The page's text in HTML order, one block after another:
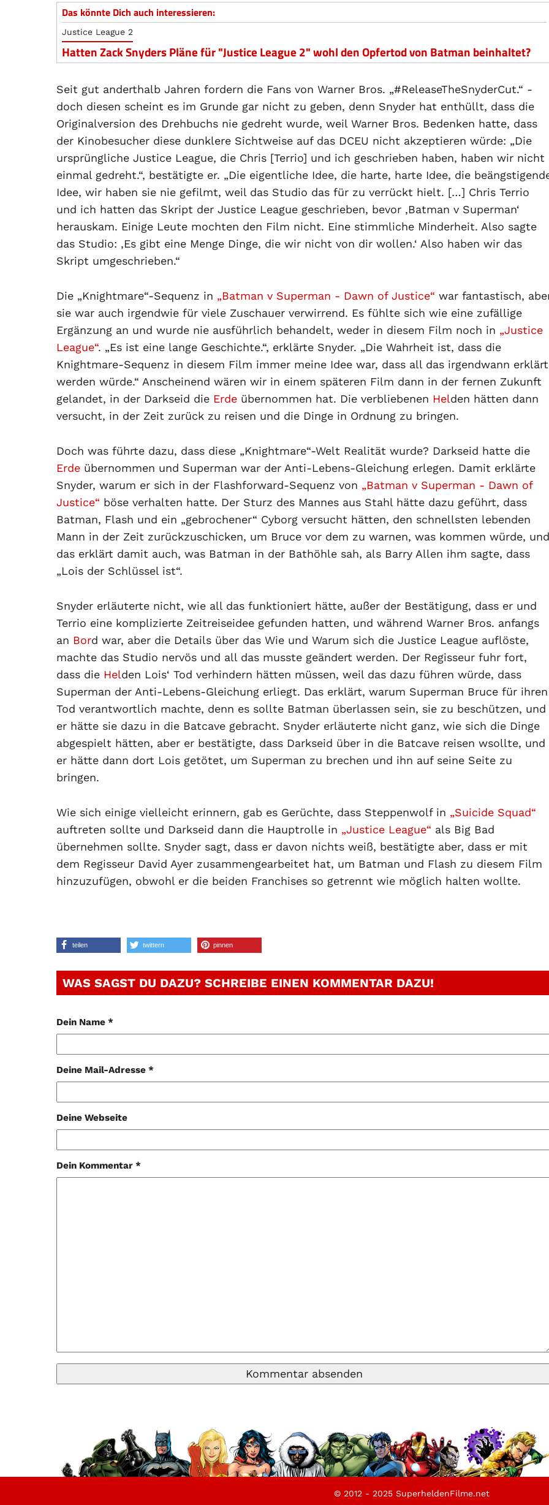
Das könnte Dich auch interessieren:
Justice League 2
Hatten Zack Snyders Pläne für "Justice League 2" wohl den Opfertod von Batman beinhaltet?
Seit gut anderthalb Jahren fordern die Fans von Warner Bros. „#ReleaseTheSnyderCut.“ -
doch diesen scheint es im Grunde gar nicht zu geben, denn Snyder hat enthüllt, dass die
Originalversion des Drehbuchs nie gedreht wurde, weil Warner Bros. Bedenken hatte, dass
der Kinobesucher diese dunklere Sichtweise auf das DCEU nicht akzeptieren würde: „Die
ursprüngliche Justice League, die Chris [Terrio] und ich geschrieben haben, haben wir nicht
einmal gedreht.“, bestätigte er. „Die eigentliche Idee, die harte, harte Idee, die
Idee, wir haben sie nie gefilmt, weil das Studio das für zu verrückt hielt. […] Chris Terrio
und ich hatten das Skript der Justice League geschrieben, bevor ‚Batman v Superman‘
herauskam. Einige Leute mochten den Film nicht. Eine stimmliche Minderheit. Also sagte
das Studio: ‚Es gibt eine Menge Dinge, die wir nicht von dir wollen.‘ Also haben wir das
Skript umgeschrieben.“
Die „Knightmare“-Sequenz in „Batman v Superman - Dawn of Justice“ war fantastisch,
sie war auch irgendwie für viele Zuschauer verwirrend. Es fühlte sich wie eine zufällige
Ergänzung an und wurde nie ausführlich behandelt, weder in diesem Film noch in „Justice
League“. „Es ist eine lange Geschichte.“, erklärte Snyder. „Die Wahrheit ist, dass die
Knightmare-Sequenz in diesem Film immer meine Idee war, dass all das irgendwann erklärt
werden würde.“ Anscheinend wären wir in einem späteren Film dann in der fernen Zukunft
gelandet, in der Darkseid die Erde übernommen hat. Die verbliebenen Helden hätten dann
versucht, in der Zeit zurück zu reisen und die Dinge in Ordnung zu bringen.
Doch was führte dazu, dass diese „Knightmare“-Welt Realität wurde? Darkseid hatte die
Erde übernommen und Superman war der Anti-Lebens-Gleichung erlegen. Damit erklärte
Snyder, warum er sich in der Flashforward-Sequenz von „Batman v Superman - Dawn of
Justice“ böse verhalten hatte. Der Sturz des Mannes aus Stahl hätte dazu geführt, dass
Batman, Flash und ein „gebrochener“ Cyborg versucht hätten, den schnellsten lebenden
Mann in der Zeit zurückzuschicken, um Bruce vor dem zu warnen, was kommen würde, und
das erklärt damit auch, was Batman in der Bathöhle sah, als Barry Allen ihm sagte, dass
„Lois der Schlüssel ist“.
Snyder erläuterte nicht, wie all das funktioniert hätte, außer der Bestätigung, dass er und
Terrio eine komplizierte Zeitreiseidee gefunden hatten, und während Warner Bros. anfangs
an Bord war, aber die Details über das Wie und Warum sich die Justice League auflöste,
machte das Studio nervös und all das musste geändert werden. Der Regisseur fuhr fort,
dass die Helden Lois‘ Tod verhindern hätten müssen, weil das dazu führen würde, dass
Superman der Anti-Lebens-Gleichung erliegt. Das erklärt, warum Superman Bruce für ihren
Tod verantwortlich machte, denn es sollte Batman überlassen sein, sie zu beschützen, und
er hätte sie dazu in die Batcave gebracht. Snyder erläuterte nicht ganz, wie sich die Dinge
abgespielt hätten, aber er bestätigte, dass Darkseid über in die Batcave reisen wsollte, und
er hätte dann dort Lois getötet, um Superman zu brechen und ihn auf seine Seite zu
bringen.
Wie sich einige vielleicht erinnern, gab es Gerüchte, dass Steppenwolf in „Suicide Squad“
auftreten sollte und Darkseid dann die Hauptrolle in „Justice League“ als Big Bad
übernehmen sollte. Snyder sagt, dass er davon nichts weiß, bestätigte aber, dass er mit
dem Regisseur David Ayer zusammengearbeitet hat, um Batman und Flash zu diesem Film
hinzuzufügen, obwohl er die beiden Franchises so getrennt wie möglich halten wollte.
teilen twittern pinnen
WAS SAGST DU DAZU? SCHREIBE EINEN KOMMENTAR DAZU!
Dein Name *
Deine Mail-Adresse *
Deine Webseite
Dein Kommentar *
© 2012 - 2025 SuperheldenFilme.net